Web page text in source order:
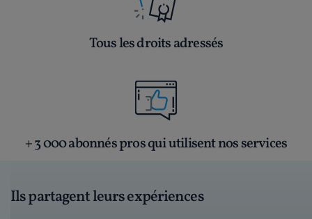
Tous les droits adressés
+ 3 000 abonnés pros qui utilisent nos services
Ils partagent leurs expériences